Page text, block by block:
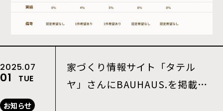
2025.07
01 TUE
お知らせ
家づくり情報サイト「タテル
ヤ」さんにBAUHAUS.を掲載し